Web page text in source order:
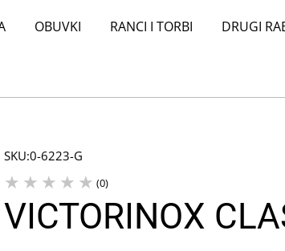
OBUVKI RANCI I TORBI DRUGI
SKU:0-6223-G
(0)
VICTORINOX